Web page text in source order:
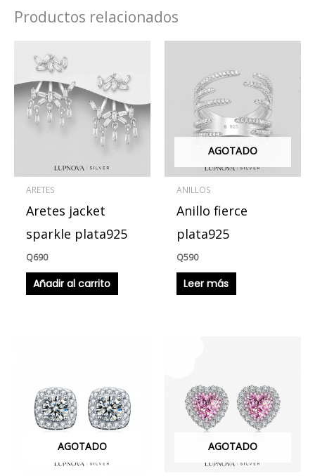
Productos relacionados
ARETES
Aretes jacket
sparkle plata925
Q690
Añadir al carrito
AGOTADO
ANILLOS
Anillo fierce
plata925
Q590
Leer más
AGOTADO AGOTADO